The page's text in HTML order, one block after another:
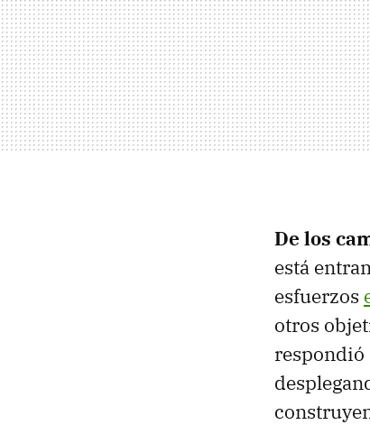
De los
está
esfuerzos
otros
respondió